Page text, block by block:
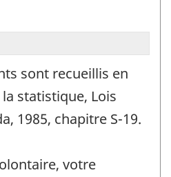
être
sont recueillis en
statistique, Lois
1985, chapitre S-19.
votre